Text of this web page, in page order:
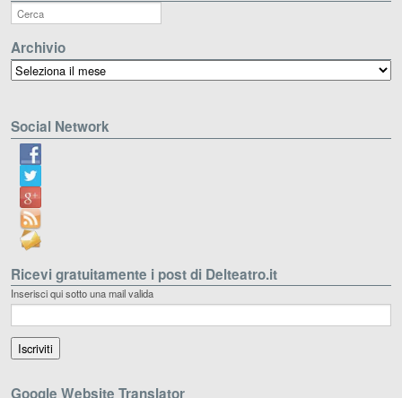
Archivio
Archivio
Social Network
Ricevi gratuitamente i post di Delteatro.it
Inserisci qui sotto una mail valida
Google Website Translator